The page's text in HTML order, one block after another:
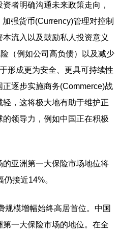
者明确沟通未来政策走向，
强货币(Currency)管理对控制
流入以及鼓励私人投资意义
（例如公司高负债）以及减少
形成更为安全、更具可持续性
逐步实施商务(Commerce)战
，这将极大地有助于维护正
领导力，例如中国正在积极
亚洲第一大保险市场地位将
接近14%。
模增幅始终高居首位。中国
一大保险市场的地位。在全